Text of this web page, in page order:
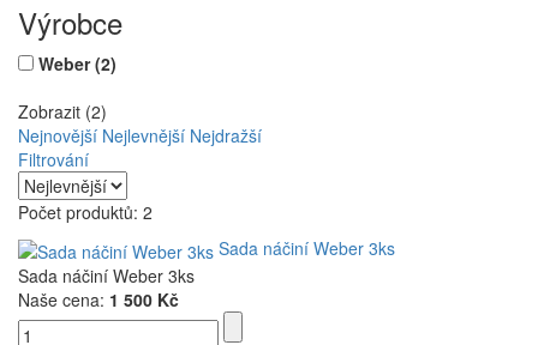
Výrobce
Weber(2)
Zobrazit (2)
Nejnovější Nejlevnější Nejdražší
Filtrování
Počet produktů: 2
Sada náčiní Weber 3ks
Sada náčiní Weber 3ks
Naše cena: 1 500 Kč